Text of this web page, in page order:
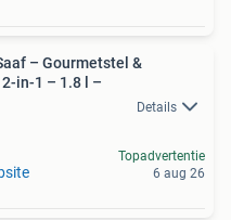
– Gourmetstel &
in-1 – 1.8 l –
Details
Topadvertentie
6 aug 26